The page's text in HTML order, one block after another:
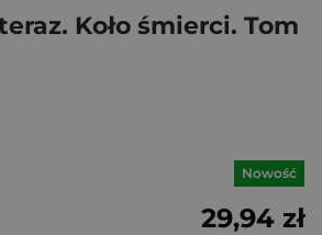
Koło śmierci. Tom
Nowość
29,94 zł